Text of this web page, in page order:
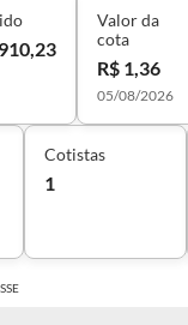
Valor da
cota
R$ 1,36
05/08/2026
Cotistas
1